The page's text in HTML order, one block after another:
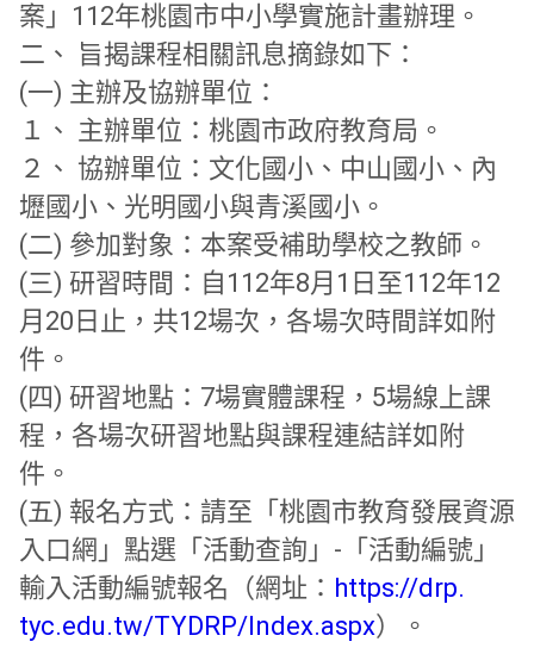
案」 112年桃園市中小學實施計畫辦理。
二、 旨揭課程相關訊息摘錄如下：
(一) 主辦及協辦單位：
１、 主辦單位：桃園市政府教育局。
２、 協辦單位：文化國小、中山國小、內
壢國小、光明國小與青溪國小。
(二) 參加對象：本案受補助學校之教師。
(三) 研習時間：自112年8月1日至112年12
月20日止， 共12場次，各場次時間詳如附
件。
(四) 研習地點：7場實體課程，5場線上課
程， 各場次研習地點與課程連結詳如附
件。
(五) 報名方式：請至「桃園市教育發展資源
入口網」點選「活動查詢」- 「活動編號」
輸入活動編號報名（網址： https://drp.
tyc.edu.tw/TYDRP/Index.aspx）。